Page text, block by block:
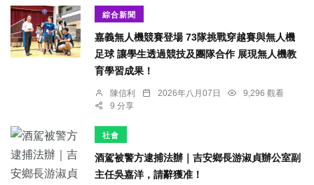
綜合新聞
嘉義無人機競賽登場 73隊挑戰穿越賽與無人機
足球 讓學生透過競技及團隊合作 展現無人機教
育學習成果！
陳信利 2026年八月07日
9,296 觀看
9 分享
社會
酒駕被警方逮捕法辦｜吉安鄉長游淑貞辦公室副
主任吳嘉洋，請辭獲准！